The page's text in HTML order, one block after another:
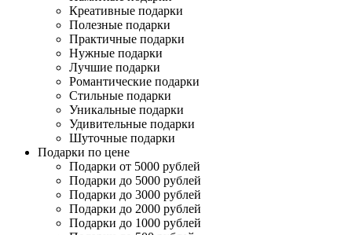
Креативные подарки
Полезные подарки
Практичные подарки
Нужные подарки
Лучшие подарки
Романтические подарки
Стильные подарки
Уникальные подарки
Удивительные подарки
Шуточные подарки
Подарки по цене
Подарки от 5000 рублей
Подарки до 5000 рублей
Подарки до 3000 рублей
Подарки до 2000 рублей
Подарки до 1000 рублей